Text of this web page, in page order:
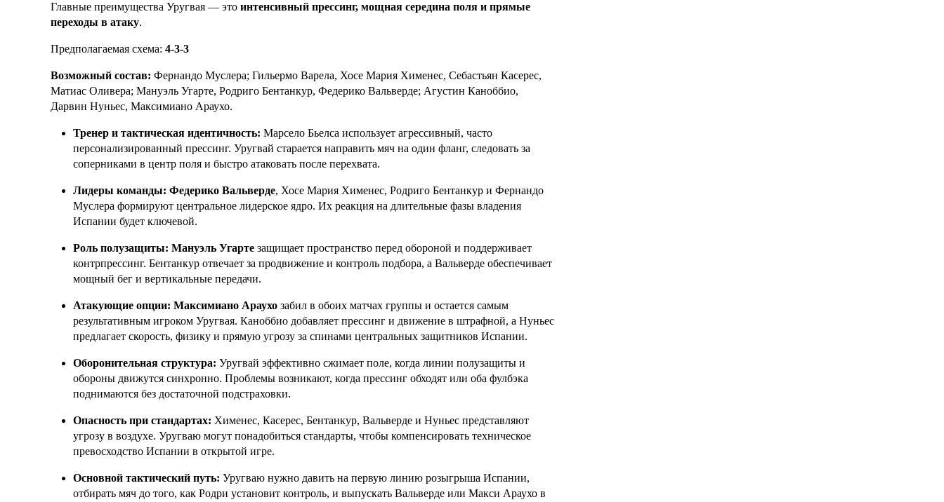
Главные преимущества Уругвая — это интенсивный прессинг, мощная середина поля и прямые
переходы в атаку.
Предполагаемая схема: 4-3-3
Возможный состав: Фернандо Муслера; Гильермо Варела, Хосе Мария Хименес, Себастьян Касерес,
Матиас Оливера; Мануэль Угарте, Родриго Бентанкур, Федерико Вальверде; Агустин Каноббио,
Дарвин Нуньес, Максимиано Араухо.
Тренер и тактическая идентичность: Марсело Бьелса использует агрессивный, часто
персонализированный прессинг. Уругвай старается направить мяч на один фланг, следовать за
соперниками в центр поля и быстро атаковать после перехвата.
Лидеры команды: Федерико Вальверде, Хосе Мария Хименес, Родриго Бентанкур и Фернандо
Муслера формируют центральное лидерское ядро. Их реакция на длительные фазы владения
Испании будет ключевой.
Роль полузащиты: Мануэль Угарте защищает пространство перед обороной и поддерживает
контрпрессинг. Бентанкур отвечает за продвижение и контроль подбора, а Вальверде обеспечивает
мощный бег и вертикальные передачи.
Атакующие опции: Максимиано Араухо забил в обоих матчах группы и остается самым
результативным игроком Уругвая. Каноббио добавляет прессинг и движение в штрафной, а Нуньес
предлагает скорость, физику и прямую угрозу за спинами центральных защитников Испании.
Оборонительная структура: Уругвай эффективно сжимает поле, когда линии полузащиты и
обороны движутся синхронно. Проблемы возникают, когда прессинг обходят или оба фулбэка
поднимаются без достаточной подстраховки.
Опасность при стандартах: Хименес, Касерес, Бентанкур, Вальверде и Нуньес представляют
угрозу в воздухе. Уругваю могут понадобиться стандарты, чтобы компенсировать техническое
превосходство Испании в открытой игре.
Основной тактический путь: Уругваю нужно давить на первую линию розыгрыша Испании,
отбирать мяч до того, как Родри установит контроль, и выпускать Вальверде или Макси Араухо в